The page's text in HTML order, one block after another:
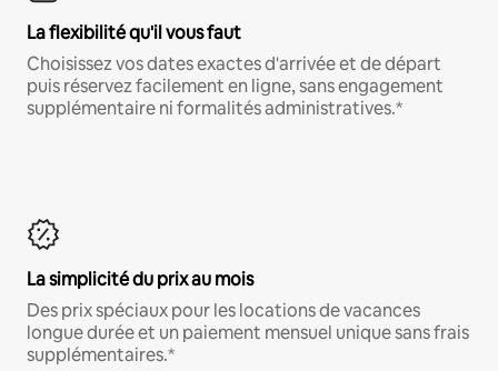
La flexibilité qu'il vous faut
Choisissez vos dates exactes d'arrivée et de départ
puis réservez facilement en ligne, sans engagement
supplémentaire ni formalités administratives.*
La simplicité du prix au mois
Des prix spéciaux pour les locations de vacances
longue durée et un paiement mensuel unique sans frais
supplémentaires.*